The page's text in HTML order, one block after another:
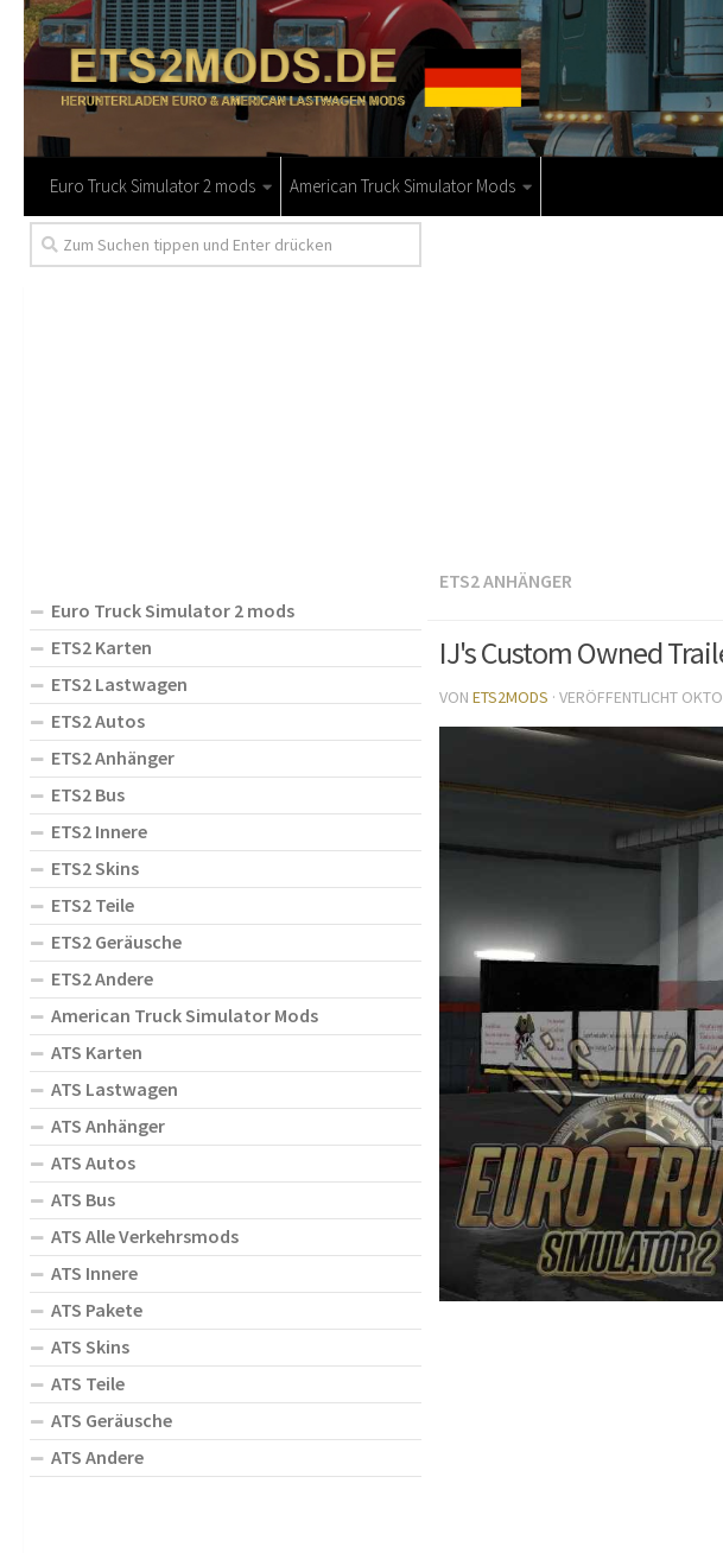
Euro Truck Simulator 2 mods American Truck Simulator Mods
ETS2 ANHÄNGER
IJ's Custom Owned
VON ETS2MODS · VERÖFFENTLICHT
Euro Truck Simulator 2 mods
ETS2 Karten
ETS2 Lastwagen
ETS2 Autos
ETS2 Anhänger
ETS2 Bus
ETS2 Innere
ETS2 Skins
ETS2 Teile
ETS2 Geräusche
ETS2 Andere
American Truck Simulator Mods
ATS Karten
ATS Lastwagen
ATS Anhänger
ATS Autos
ATS Bus
ATS Alle Verkehrsmods
ATS Innere
ATS Pakete
ATS Skins
ATS Teile
ATS Geräusche
ATS Andere